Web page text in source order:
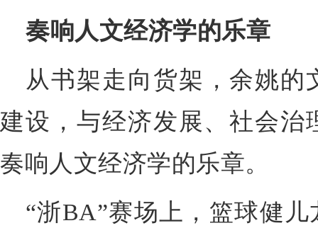
奏响人文经济学的乐章
从书架走向货架，余姚
建设，与经济发展、社会治
奏响人文经济学的乐章。
“浙BA”赛场上，篮球健